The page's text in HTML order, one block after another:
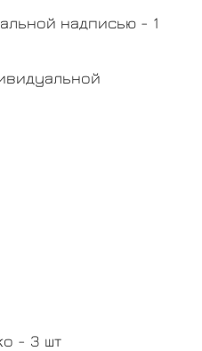
надписью - 1
- 3 шт